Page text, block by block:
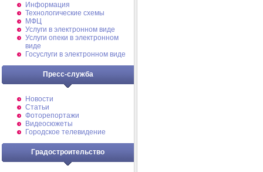
Информация
Технологические схемы
МФЦ
Услуги в электронном виде
Услуги опеки в электронном
виде
Госуслуги в электронном виде
Пресс-служба
Новости
Статьи
Фоторепортажи
Видеосюжеты
Городское телевидение
Градостроительство